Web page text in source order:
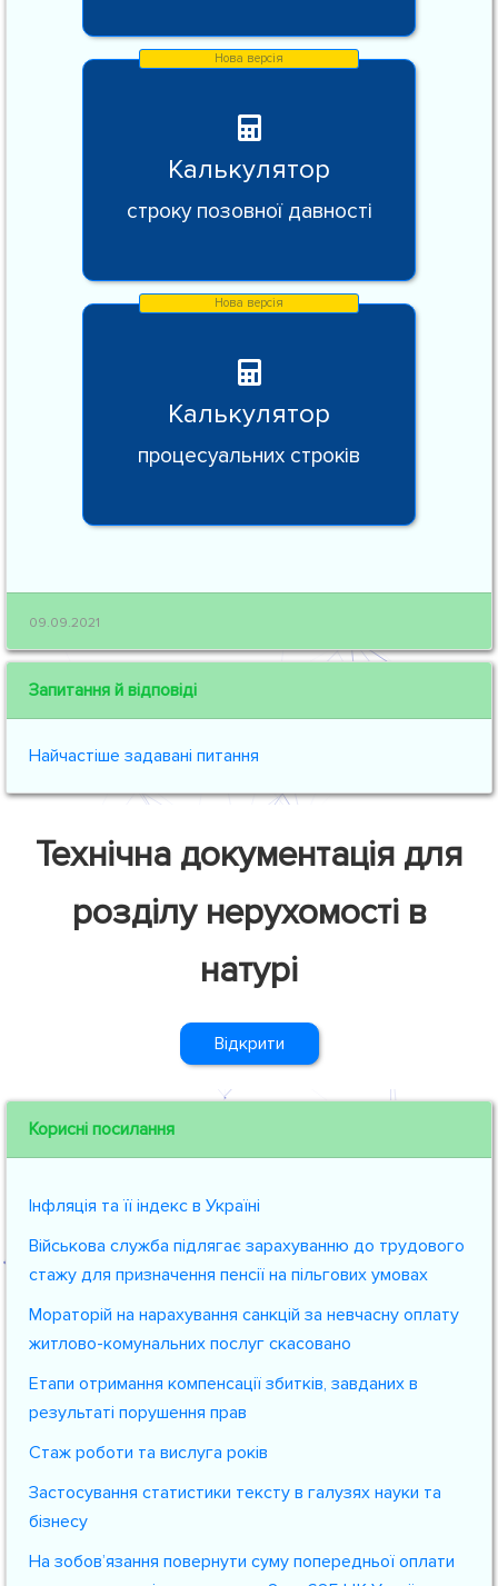
Калькулятор
строку позовної давності
Калькулятор
процесуальних строків
09.09.2021
Запитання й відповіді
Найчастіше задавані питання
Технічна документація для
розділу нерухомості в
натурі
Відкрити
Корисні посилання
Інфляція та її індекс в Україні
Військова служба підлягає зарахуванню до трудового
стажу для призначення пенсії на пільгових умовах
Мораторій на нарахування санкцій за невчасну оплату
житлово-комунальних послуг скасовано
Етапи отримання компенсації збитків, завданих в
результаті порушення прав
Стаж роботи та вислуга років
Застосування статистики тексту в галузях науки та
бізнесу
На зобов’язання повернути суму попередньої оплати